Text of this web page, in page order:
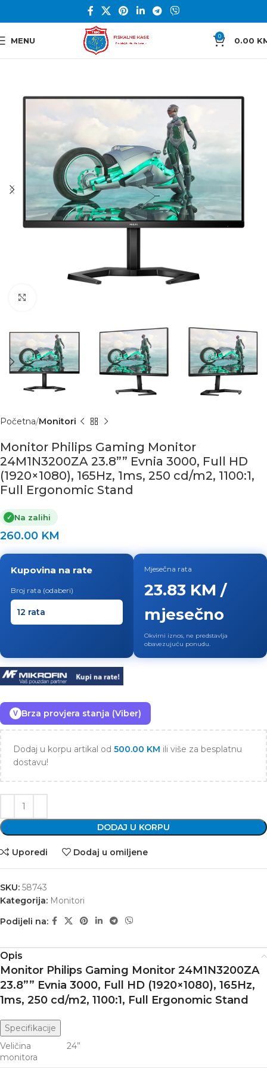
MENU 0 0.00
Početna Monitori
Monitor Philips Gaming Monitor
24M1N3200ZA 23.8”” Evnia 3000, Full HD
(1920×1080), 165Hz, 1ms, 250 cd/m2, 1100:1,
Full Ergonomic Stand
✓ Na zalihi
260.00 KM
Kupovina na rate
Broj rata (odaberi)
Mjesečna rata
23.83 KM /
mjesečno
Okvirni iznos, ne predstavlja
obavezujuću ponudu.
V Brza provjera stanja (Viber)
Dodaj u korpu artikal od 500.00 KM ili više za besplatnu
dostavu!
DODAJ U KORPU
Uporedi Dodaj u omiljene
SKU: 58743
Kategorija: Monitori
Podijeli na:
Opis
Monitor Philips Gaming Monitor 24M1N3200ZA
23.8”” Evnia 3000, Full HD (1920×1080), 165Hz,
1ms, 250 cd/m2, 1100:1, Full Ergonomic Stand
Specifikacije
Veličina
monitora
24”